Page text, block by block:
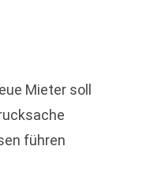
Mieter soll
führen